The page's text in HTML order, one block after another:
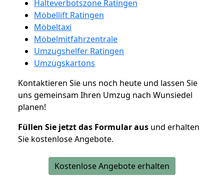
Halteverbotszone Ratingen
Möbellift Ratingen
Möbeltaxi
Möbelmitfahrzentrale
Umzugshelfer Ratingen
Umzugskartons
Kontaktieren Sie uns noch heute und lassen Sie
uns gemeinsam Ihren Umzug nach Wunsiedel
planen!
Füllen Sie jetzt das Formular aus und erhalten
Sie kostenlose Angebote.
Kostenlose Angebote erhalten